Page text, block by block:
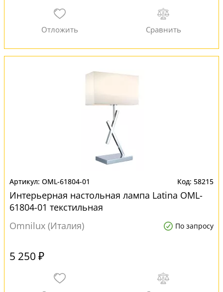
OML-61804-01 58215
Интерьерная настольная лампа Latina OML-
61804-01 текстильная
Omnilux (Италия)
По запросу
5 250 ₽